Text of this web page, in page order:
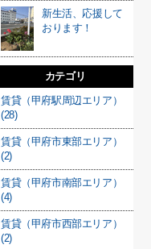
新生活、応援して
おります！
カテゴリ
賃貸（甲府駅周辺エリア）
(28)
賃貸（甲府市東部エリア）
(2)
賃貸（甲府市南部エリア）
(4)
賃貸（甲府市西部エリア）
(2)